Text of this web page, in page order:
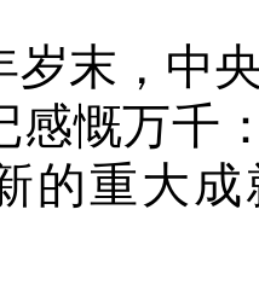
末，中央
感慨万千
的重大